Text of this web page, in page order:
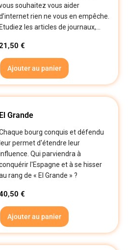
souhaitez vous aider
rien ne vous en empêche.
Etudiez les articles de journaux,...
€
Ajouter au panier
El Grande
bourg conquis et défendu
leur permet d'étendre leur
Qui parviendra à
l'Espagne et à se hisser
rang de « El Grande » ?
€
Ajouter au panier